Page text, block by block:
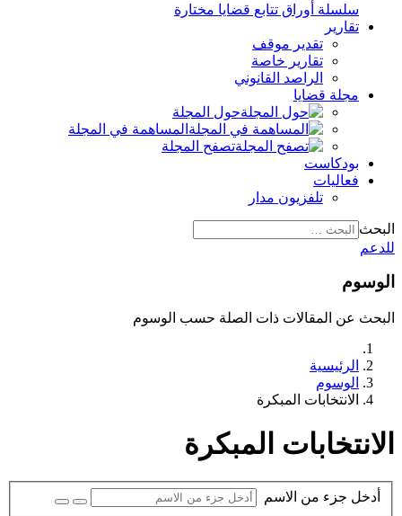
سلسلة أوراق تتابع قضايا مختارة
تقارير
تقدير موقف
تقارير خاصة
الراصد القانوني
مجلة قضايا
حول المجلة
المساهمة في المجلة
تصفح المجلة
بودكاست
فعاليات
تلفزيون مدار
البحث
للدعم
الوسوم
البحث عن المقالات ذات الصلة حسب الوسوم
الرئيسية
الوسوم
الانتخابات المبكرة
الانتخابات المبكرة
أدخل جزء من الاسم